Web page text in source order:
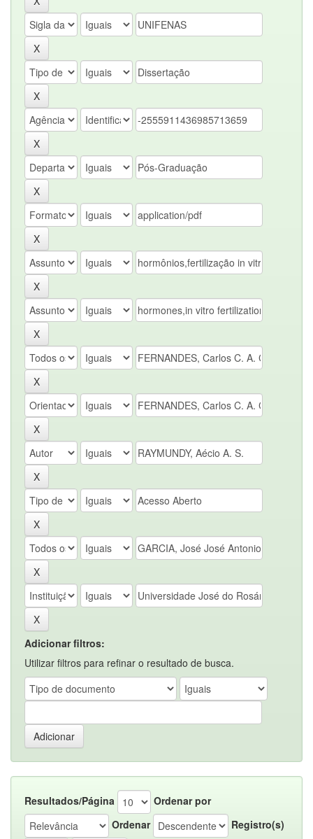
Adicionar filtros:
Utilizar filtros para refinar o resultado de busca.
Resultados/Página
Ordenar por
Ordenar
Registro(s)